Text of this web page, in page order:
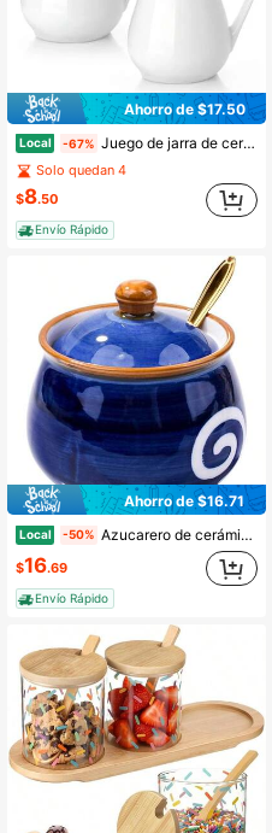
Ahorro de $17.50
Local -67% Juego de jarra de cerámica para crema, 120 ml (4 oz) para crema, café, leche, té, aderezos, porcelana fina, jarra pequeña blanca para leche con asa para salsas, ensaladas, café, leche, dispensador de jarabe de arce de cerámica, apto para microondas y congelador.
Solo quedan 4
$8.50
Envío Rápido
Ahorro de $16.71
Local -50% Azucarero de cerámica azul con tapa y cuchara dorada - Recipiente de almacenamiento hermético de cocina de 10.8oz para café, té, especias y artículos esenciales de repostería, elegante decoración de mesa con capacidad de 1.35 tazas
$16.69
Envío Rápido